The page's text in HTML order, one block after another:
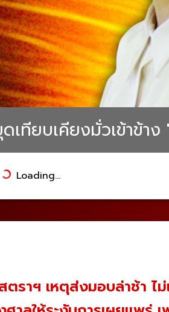
ทียบเคียงมั่วเข้าข้าง
Loading...
ราฯ เหตุส่งมอบล่าช้า ไม่